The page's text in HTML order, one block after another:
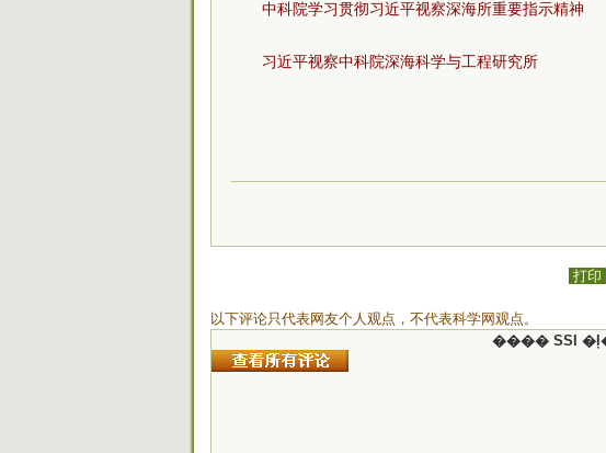
中科院学习贯彻习近平视察深海所重要指示精神
习近平视察中科院深海科学与工程研究所
打印
以下评论只代表网友个人观点，不代表科学网观点。
���� SSI